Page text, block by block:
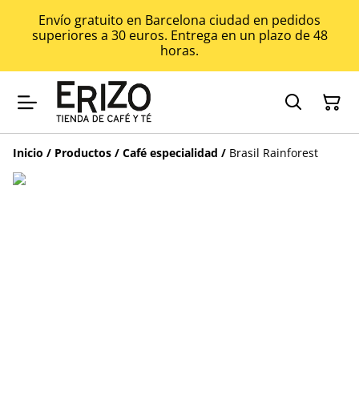
Envío gratuito en Barcelona ciudad en pedidos
superiores a 30 euros. Entrega en un plazo de 48
horas.
Inicio / Productos / Café especialidad / Brasil Rainforest